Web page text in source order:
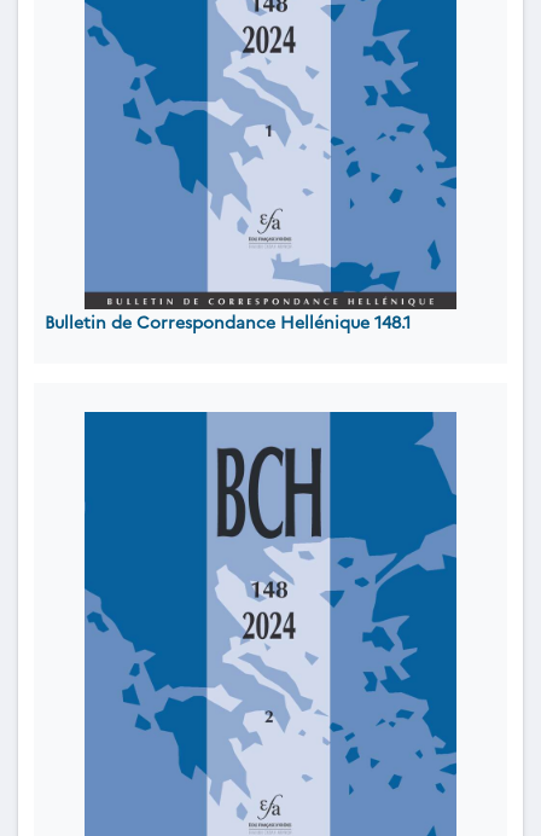
Bulletin de Correspondance Hellénique 148.1